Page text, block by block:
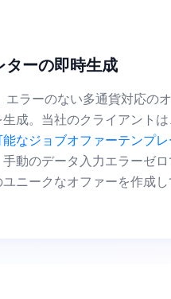
ターの即時生成
エラーのない多通貨対応の
成。当社のクライアントは
なジョブオファーテンプレ
動のデータ入力エラーゼロ
ニークなオファーを作成